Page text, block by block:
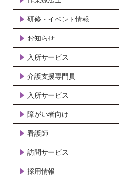
研修・イベント情報
お知らせ
入所サービス
介護支援専門員
入所サービス
障がい者向け
看護師
訪問サービス
採用情報